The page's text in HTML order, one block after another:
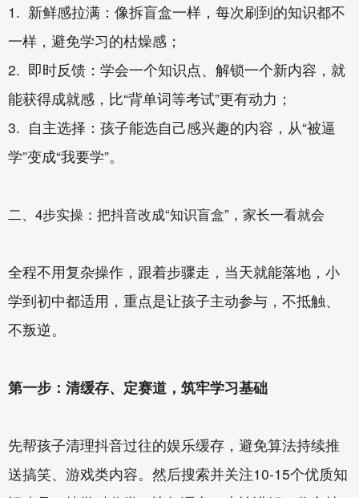
1. 新鲜感拉满：像拆盲盒一样，每次刷到的知识都不
一样，避免学习的枯燥感；
2. 即时反馈：学会一个知识点、解锁一个新内容，就
能获得成就感，比“背单词等考试”更有动力；
3. 自主选择：孩子能选自己感兴趣的内容，从“被逼
学”变成“我要学”。
二、4步实操：把抖音改成“知识盲盒”，家长一看就会
全程不用复杂操作，跟着步骤走，当天就能落地，小
学到初中都适用，重点是让孩子主动参与，不抵触、
不叛逆。
第一步：清缓存、定赛道，筑牢学习基础
先帮孩子清理抖音过往的娱乐缓存，避免算法持续推
送搞笑、游戏类内容。然后搜索并关注10-15个优质知